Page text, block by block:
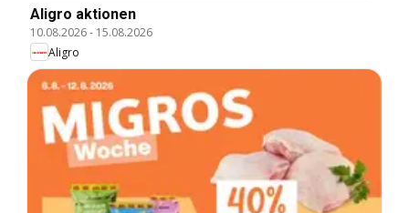
Aligro aktionen
10.08.2026- 15.08.2026
Aligro